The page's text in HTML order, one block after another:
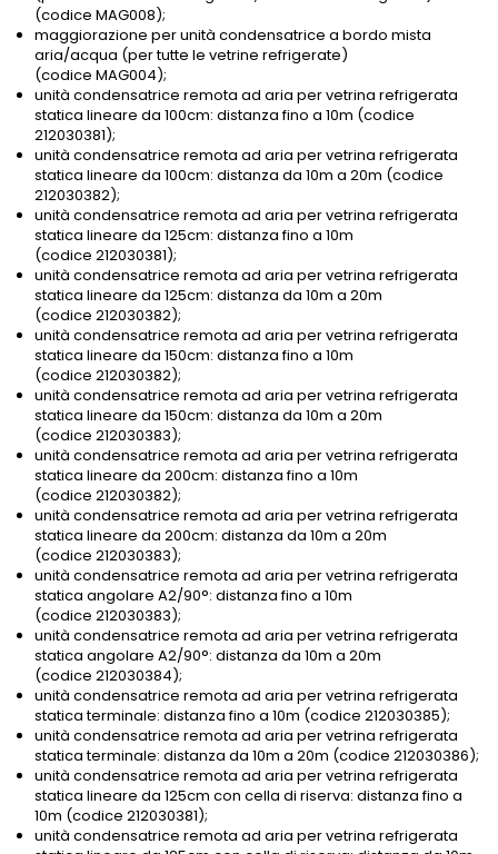
(codice MAG008);
maggiorazione per unità condensatrice a bordo mista
aria/acqua (per tutte le vetrine refrigerate)
(codice MAG004);
unità condensatrice remota ad aria per vetrina refrigerata
statica lineare da 100cm: distanza fino a 10m (codice
212030381);
unità condensatrice remota ad aria per vetrina refrigerata
statica lineare da 100cm: distanza da 10m a 20m (codice
212030382);
unità condensatrice remota ad aria per vetrina refrigerata
statica lineare da 125cm: distanza fino a 10m
(codice 212030381);
unità condensatrice remota ad aria per vetrina refrigerata
statica lineare da 125cm: distanza da 10m a 20m
(codice 212030382);
unità condensatrice remota ad aria per vetrina refrigerata
statica lineare da 150cm: distanza fino a 10m
(codice 212030382);
unità condensatrice remota ad aria per vetrina refrigerata
statica lineare da 150cm: distanza da 10m a 20m
(codice 212030383);
unità condensatrice remota ad aria per vetrina refrigerata
statica lineare da 200cm: distanza fino a 10m
(codice 212030382);
unità condensatrice remota ad aria per vetrina refrigerata
statica lineare da 200cm: distanza da 10m a 20m
(codice 212030383);
unità condensatrice remota ad aria per vetrina refrigerata
statica angolare A2/90°: distanza fino a 10m
(codice 212030383);
unità condensatrice remota ad aria per vetrina refrigerata
statica angolare A2/90°: distanza da 10m a 20m
(codice 212030384);
unità condensatrice remota ad aria per vetrina refrigerata
statica terminale: distanza fino a 10m (codice 212030385);
unità condensatrice remota ad aria per vetrina refrigerata
statica terminale: distanza da 10m a 20m (codice 212030386);
unità condensatrice remota ad aria per vetrina refrigerata
statica lineare da 125cm con cella di riserva: distanza fino a
10m (codice 212030381);
unità condensatrice remota ad aria per vetrina refrigerata